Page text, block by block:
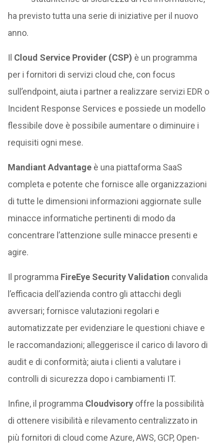
ha previsto tutta una serie di iniziative per il nuovo
anno.
Il Cloud Service Provider (CSP) è un programma
per i fornitori di servizi cloud che, con focus
sull’endpoint, aiuta i partner a realizzare servizi EDR o
Incident Response Services e possiede un modello
flessibile dove è possibile aumentare o diminuire i
requisiti ogni mese.
Mandiant Advantageè una piattaforma SaaS
completa e potente che fornisce alle organizzazioni
di tutte le dimensioni informazioni aggiornate sulle
minacce informatiche pertinenti di modo da
concentrare l’attenzione sulle minacce presenti e
agire.
Il programma FireEye Security Validation convalida
l’efficacia dell’azienda contro gli attacchi degli
avversari; fornisce valutazioni regolari e
automatizzate per evidenziare le questioni chiave e
le raccomandazioni; alleggerisce il carico di lavoro di
audit e di conformità; aiuta i clienti a valutare i
controlli di sicurezza dopo i cambiamenti IT.
Infine, il programma Cloudvisoryoffre la possibilità
di ottenere visibilità e rilevamento centralizzato in
più fornitori di cloud come Azure, AWS, GCP, Open-